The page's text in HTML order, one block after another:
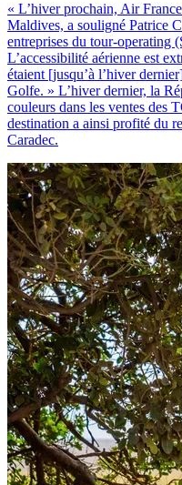
« L’hiver prochain, Air
Maldives, a souligné Patrice
entreprises du tour-operating
L’accessibilité aérienne est
étaient [jusqu’à l’hiver
Golfe. » L’hiver dernier, la
couleurs dans les ventes des
destination a ainsi profité du
Caradec.